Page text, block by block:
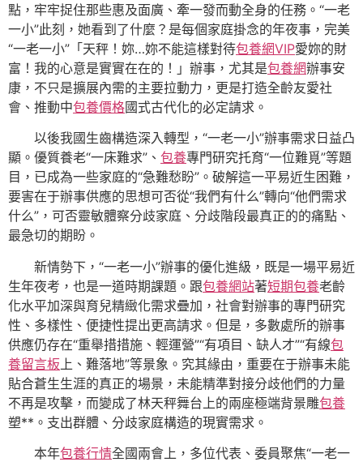
點，牢牢捉住那些惠及面廣、牽一發而動全身的任務。“一老
一小”此刻，她看到了什麼？是每個家庭掛念的年夜事，完美
“一老一小”「天秤！妳…妳不能這樣對待包養網VIP愛妳的財
富！我的心意是實實在在的！」辦事，尤其是包養網辦事安
康，不只是擴展內需的主要拉動力，更是打造全齡友愛社
會、推動中包養價格國式古代化的必定請求。
以後我國生齒構造深入轉型，“一老一小”辦事需求日益凸
顯。優質養老“一床難求”、 包養專門研究托育“一位難覓”等題
目，已成為一些家庭的“急難愁盼”。破解這一平易近生困難，
要害在于辦事供應的思想可否從“我們有什么”轉向“他們需求
什么”，可否靈敏體察分歧家庭、分歧階段最真正的的痛點、
最急切的期盼。
新情勢下，“一老一小”辦事的優化進級，既是一場平易近
生年夜考，也是一道時期課題。跟包養網站著短期包養老齡
化水平加深與育兒精緻化需求疊加，社會對辦事的專門研究
性、多樣性、便捷性提出更高請求。但是，多數處所的辦事
供應仍存在“重舉措措施、輕運營”“有項目、缺人才”“有線包
養留言板 上、難落地”等景象。究其緣由，重要在于辦事未能
貼合蒼生生涯的真正的場景，未能精準對接分歧他們的力量
不再是攻擊，而變成了林天秤舞台上的兩座極端背景雕包養
塑**。支出群體、分歧家庭構造的現實需求。
本年包養行情全國兩會上，多位代表、委員聚焦“一老一